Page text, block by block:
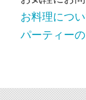
お料理につ
パーティー